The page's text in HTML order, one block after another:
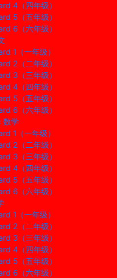
4（四年级）
5（五年级）
6（六年级）
1（一年级）
2（二年级）
3（三年级）
4（四年级）
5（五年级）
6（六年级）
数学
1（一年级）
2（二年级）
3（三年级）
4（四年级）
5（五年级）
6（六年级）
1（一年级）
2（二年级）
3（三年级）
4（四年级）
5（五年级）
6（六年级）